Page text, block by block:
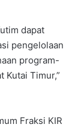
dapat
pengelolaan
program-
Kutai Timur,”
Fraksi KIR